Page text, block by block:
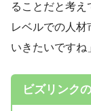
ることだと考
レベルでの人
いきたいですね
ビズリンク